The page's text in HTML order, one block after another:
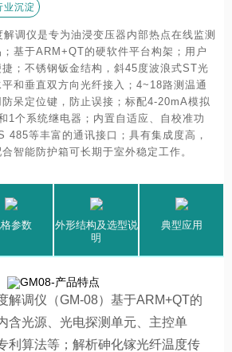
业沉淀
调仪是专为油浸变压器内部热点在线监测
基于ARM+QT的硬软件平台构架；用户
；不锈钢钣金结构，斜45度波浪式ST光
和垂直双方向光纤接入；4~18路测温通
呆定位键，防止误接；标配4-20mA模拟
1个系统继电器；内置自适应、自校准功
485等丰富的通讯接口；具有集成度高，
智能防护箱可长期于室外稳定工作。
参数
外形结构及选型说
明
典型应用
解调仪（GM-08）基于ARM+QT的
含光源、光电探测单元、主控单
利算法等；解析砷化镓光纤温度传